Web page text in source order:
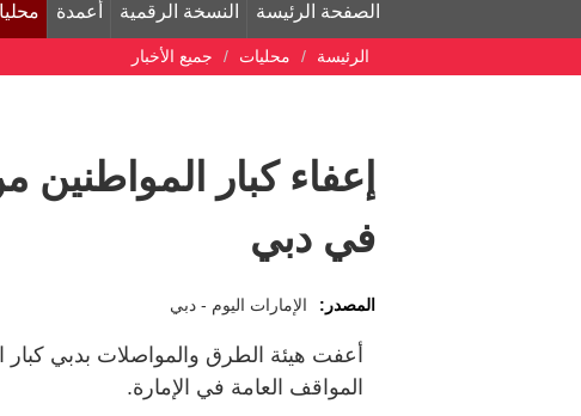
الصفحة الرئيسة النسخة الرقمية أعمدة
الرئيسة محليات جميع الأخبار
إعفاء كبار
في دبي
المصدر: الإمارات اليوم - دبي
المواقف العامة في الإمارة.